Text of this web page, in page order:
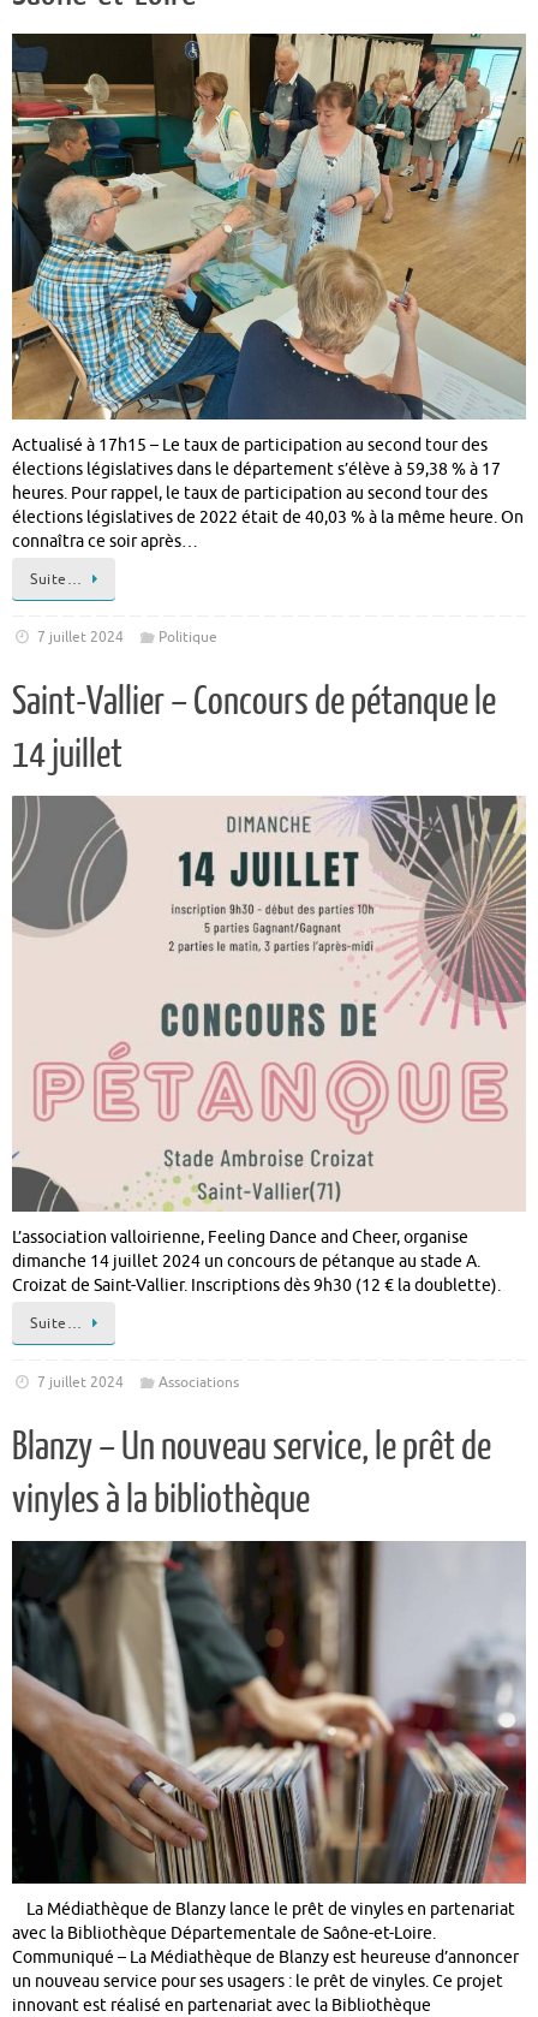
Actualisé à 17h15 – Le taux de participation au second tour des
élections législatives dans le département s’élève à 59,38 % à 17
heures. Pour rappel, le taux de participation au second tour des
élections législatives de 2022 était de 40,03 % à la même heure. On
connaîtra ce soir après…
Suite…
7 juillet 2024 Politique
Saint-Vallier – Concours de pétanque le
14 juillet
L’association valloirienne, Feeling Dance and Cheer, organise
dimanche 14 juillet 2024 un concours de pétanque au stade A.
Croizat de Saint-Vallier. Inscriptions dès 9h30 (12 € la doublette).
Suite…
7 juillet 2024 Associations
Blanzy – Un nouveau service, le prêt de
vinyles à la bibliothèque
La Médiathèque de Blanzy lance le prêt de vinyles en partenariat
avec la Bibliothèque Départementale de Saône-et-Loire.
Communiqué – La Médiathèque de Blanzy est heureuse d’annoncer
un nouveau service pour ses usagers : le prêt de vinyles. Ce projet
innovant est réalisé en partenariat avec la Bibliothèque